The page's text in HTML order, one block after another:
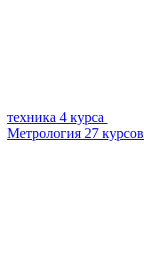
техника 4 курса
Метрология 27 курсов